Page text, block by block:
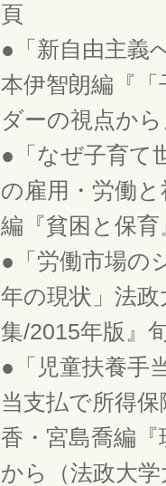
頁
●「新自由主義
本伊智朗編『
ダーの視点か
●「なぜ子育て
の雇用・労働
編『貧困と保
●「労働市場の
年の現状」法
集/2015年版』
●「児童扶養手
当支払で所得
香・宮島喬編
から（法政大